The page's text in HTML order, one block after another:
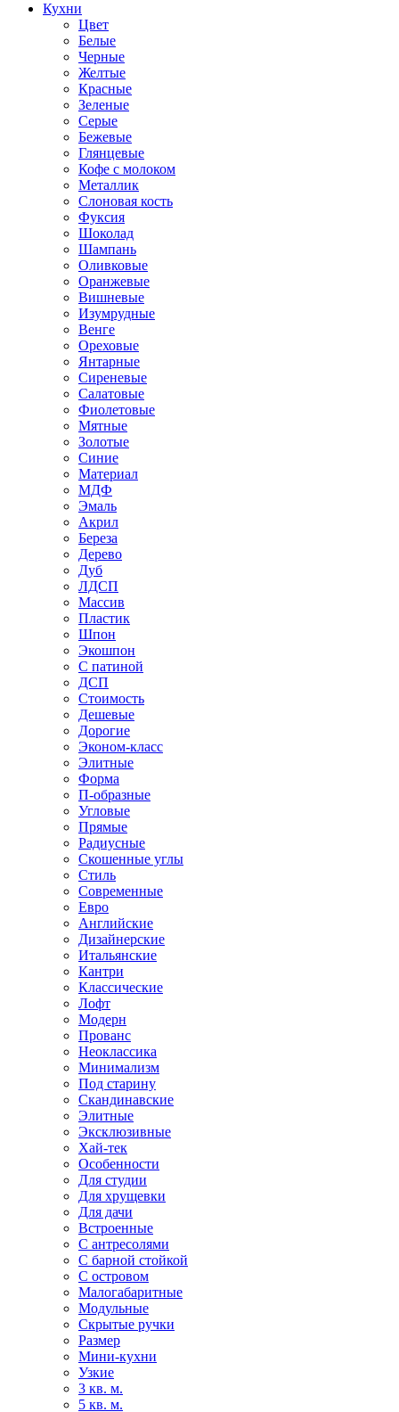
Кухни
Цвет
Белые
Черные
Желтые
Красные
Зеленые
Серые
Бежевые
Глянцевые
Кофе с молоком
Металлик
Слоновая кость
Фуксия
Шоколад
Шампань
Оливковые
Оранжевые
Вишневые
Изумрудные
Венге
Ореховые
Янтарные
Сиреневые
Салатовые
Фиолетовые
Мятные
Золотые
Синие
Материал
МДФ
Эмаль
Акрил
Береза
Дерево
Дуб
ЛДСП
Массив
Пластик
Шпон
Экошпон
С патиной
ДСП
Стоимость
Дешевые
Дорогие
Эконом-класс
Элитные
Форма
П-образные
Угловые
Прямые
Радиусные
Скошенные углы
Стиль
Современные
Евро
Английские
Дизайнерские
Итальянские
Кантри
Классические
Лофт
Модерн
Прованс
Неоклассика
Минимализм
Под старину
Скандинавские
Элитные
Эксклюзивные
Хай-тек
Особенности
Для студии
Для хрущевки
Для дачи
Встроенные
С антресолями
С барной стойкой
С островом
Малогабаритные
Модульные
Скрытые ручки
Размер
Мини-кухни
Узкие
3 кв. м.
5 кв. м.